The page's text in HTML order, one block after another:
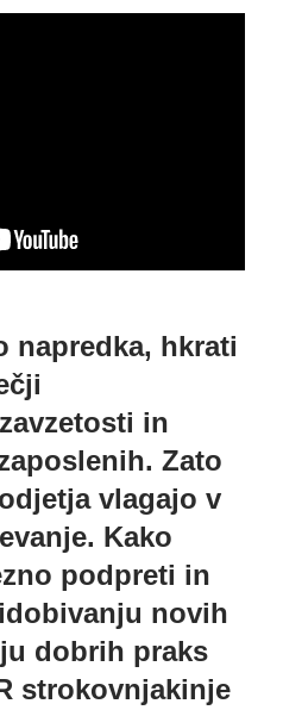
napredka, hkrati
in
Zato
vlagajo v
Kako
podpreti in
novih
dobrih praks
strokovnjakinje